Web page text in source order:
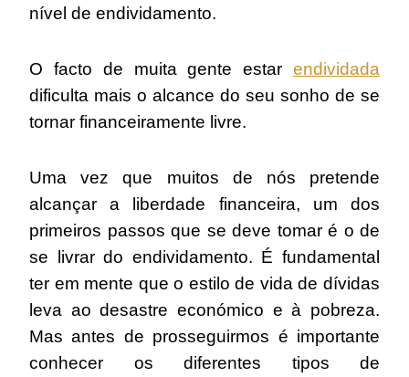
nível de endividamento.
O facto de muita gente estar endividada
dificulta mais o alcance do seu sonho de se
tornar financeiramente livre.
Uma vez que muitos de nós pretende
alcançar a liberdade financeira, um dos
primeiros passos que se deve tomar é o de
se livrar do endividamento. É fundamental
ter em mente que o estilo de vida de dívidas
leva ao desastre económico e à pobreza.
Mas antes de prosseguirmos é importante
conhecer os diferentes tipos de